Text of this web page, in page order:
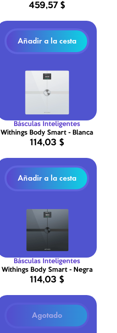
459,57 $
Añadir a la cesta
Básculas Inteligentes
Withings Body Smart - Blanca
114,03 $
Añadir a la cesta
Básculas Inteligentes
Withings Body Smart - Negra
114,03 $
Agotado